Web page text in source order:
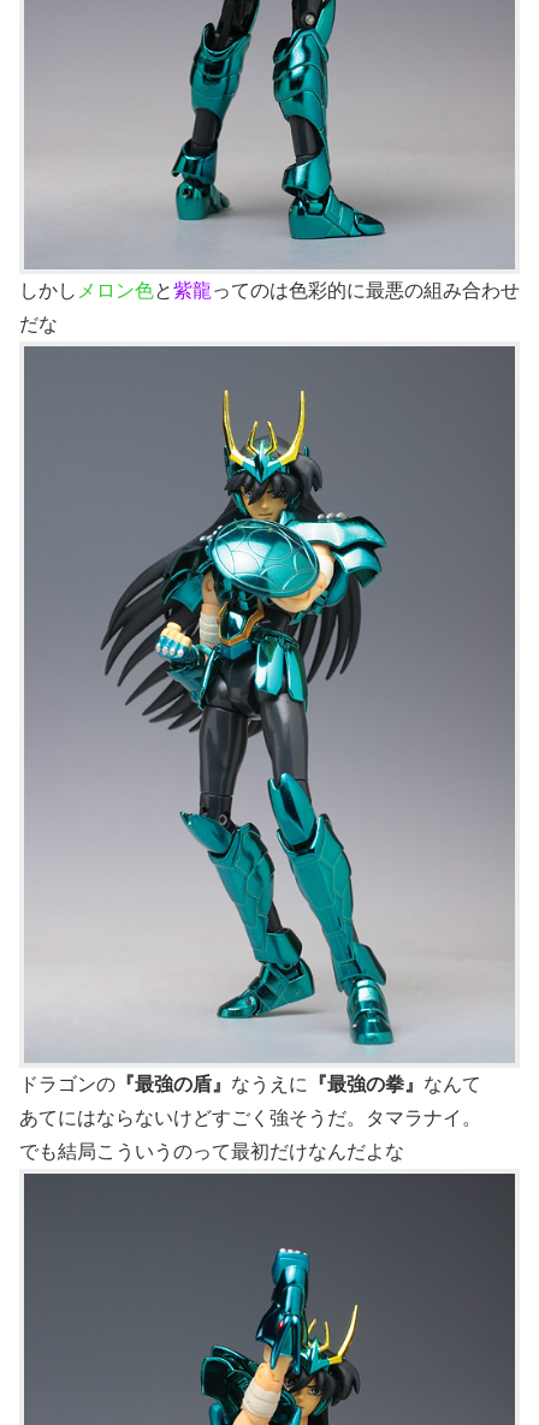
しかし メロン色と紫龍ってのは色彩的に最悪の組み合わせ
だな
ドラゴンの 『最強の盾』 なうえに 『最強の拳』 なんて
あてにはならないけどすごく強そうだ。タマラナイ。
でも結局こういうのって最初だけなんだよな